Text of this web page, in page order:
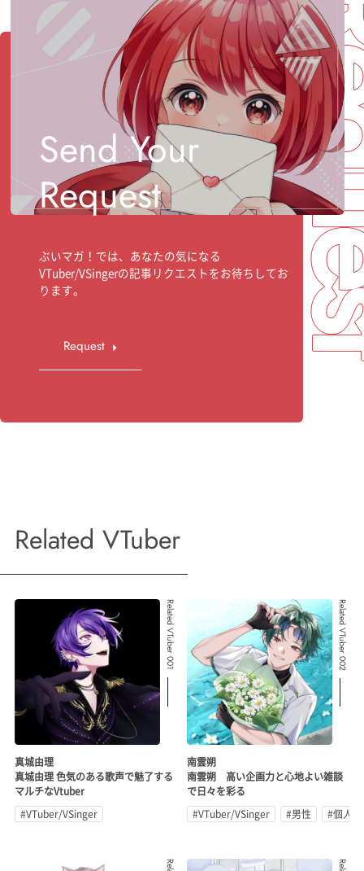
Send Your
Request
ぶいマガ！では、あなたの気になる
VTuber/VSingerの記事リクエストをお待ちしてお
ります。
Request
Related VTuber
Related VTuber 001
真城由理
真城由理 色気のある歌声で魅了する
マルチなVtuber
#VTuber/VSinger
Related VTuber 002
南雲朔
南雲朔 高い企画力と心地よい雑談
で日々を彩る
#VTuber/VSinger
#男性 #個人勢